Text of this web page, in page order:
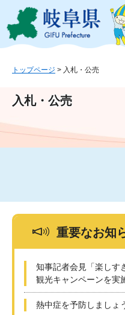
ジ
ュ
文
この
トップページ > 入札・公売
入札・公売
重要なお知
知事記者会見「楽しす
観光キャンペーンを実
熱中症を予防しましょ